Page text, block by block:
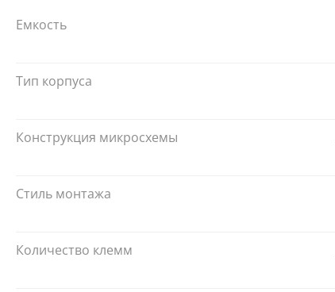
Емкость
Тип корпуса
Конструкция микросхемы
Стиль монтажа
Количество клемм